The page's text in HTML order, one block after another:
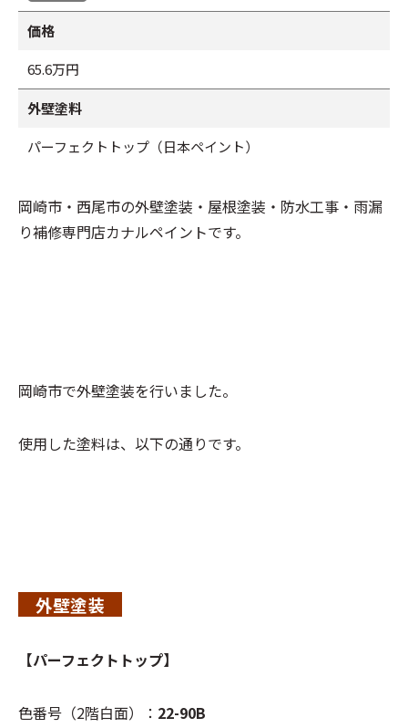
価格
65.6万円
外壁塗料
パーフェクトトップ（日本ペイント）
岡崎市・西尾市の外壁塗装・屋根塗装・防水工事・雨漏
り補修専門店カナルペイントです。
岡崎市で外壁塗装を行いました。
使用した塗料は、以下の通りです。
外壁塗装
【パーフェクトトップ】
色番号（2階白面）： 22-90B